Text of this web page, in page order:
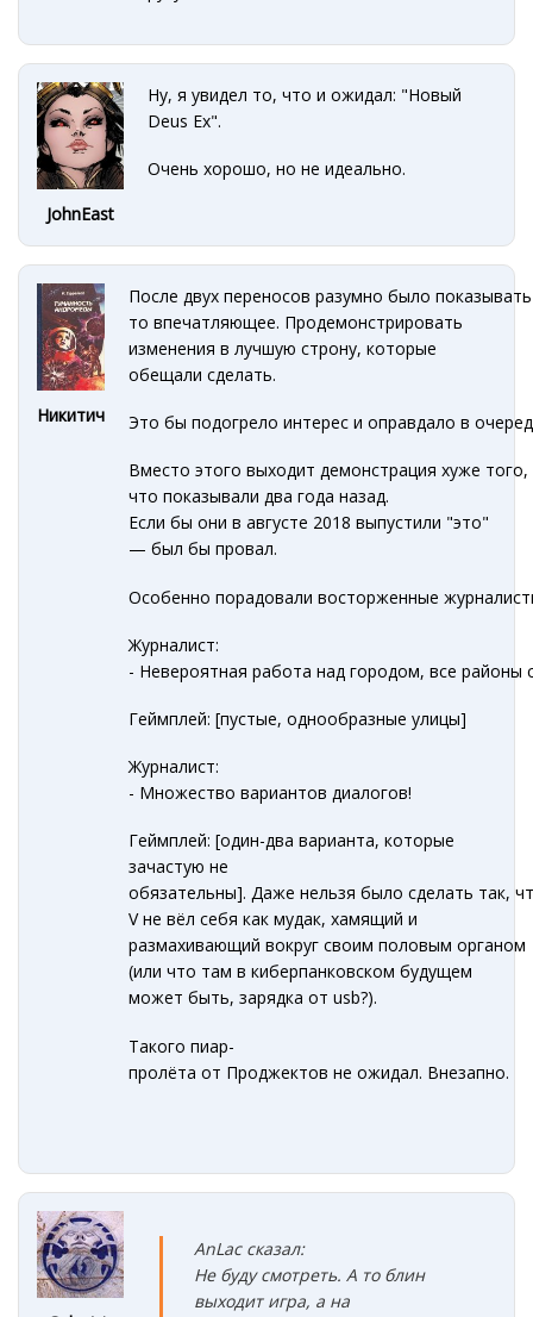
JohnEast
Ну, я увидел то, что и ожидал: "Новый
Deus Ex".
Очень хорошо, но не идеально.
Никитич
После двух переносов разумно было
то впечатляющее. Продемонстрировать
изменения в лучшую строну, которые
обещали сделать.
Это бы подогрело интерес и оправдало в
Вместо этого выходит демонстрация хуже того,
что показывали два года назад.
Если бы они в августе 2018 выпустили "это"
— был бы провал.
Особенно порадовали восторженные
Журналист:
- Невероятная работа над городом, все
Геймплей: [пустые, однообразные улицы]
Журналист:
- Множество вариантов диалогов!
Геймплей: [один-два варианта, которые
зачастую не
обязательны]. Даже нельзя было сделать так,
V не вёл себя как мудак, хамящий и
размахивающий вокруг своим половым органом
(или что там в киберпанковском будущем
может быть, зарядка от usb?).
Такого пиар-
пролёта от Проджектов не ожидал. Внезапно.
AnLac сказал:
Не буду смотреть. А то блин
выходит игра, а на